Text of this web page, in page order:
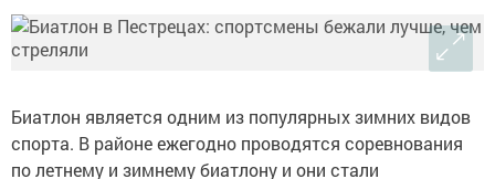
Биатлон является одним из популярных зимних видов
спорта. В районе ежегодно проводятся соревнования
по летнему и зимнему биатлону и они стали